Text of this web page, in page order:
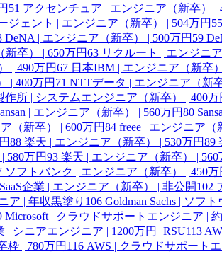
51 アクセンチュア | エンジニア（新卒） |
ジェント | エンジニア（新卒） | 504万円 55
DeNA | エンジニア（新卒） | 500万円 59
卒） | 650万円63 リクルート | エンジニ
| 490万円67 日本IBM | エンジニア（新卒
| 400万円 71 NTTデータ | エンジニア（新
作所 | システムエンジニア（新卒） | 400万
| エンジニア（新卒） | 560万円80
（新卒） | 600万円84 freee | エンジニア（
88 楽天 | エンジニア（新卒） | 530万円89
580万円93 楽天 | エンジニア（新卒） | 560
ソフトバンク | エンジニア（新卒） | 450万
SaaS企業 | エンジニア（新卒） | 非公開102
ア | 年収黒塗り 106 Goldman Sachs | ソフ
Microsoft | クラウドサポートエンジニア |
| シニアエンジニア | 1200万円+RSU113
枠 | 780万円 116 AWS | クラウドサポート